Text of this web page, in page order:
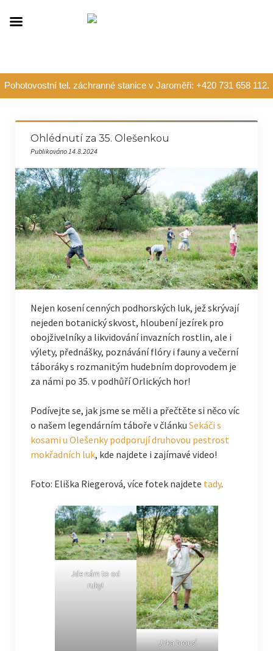
Pohotovostní tel. záchranné stanice v Jaroměři: +420 731 658 112.
Ohlédnutí za 35. Olešenkou
Publikováno 14.8.2024
Nejen kosení cenných podhorských luk, jež skrývají
nejeden botanický skvost, hloubení jezírek pro
obojživelníky a likvidování invazních rostlin, ale i
výlety, přednášky, poznávání flóry i fauny a večerní
táboráky s rozmanitým hudebním doprovodem je
za námi po 35. v podhůří Orlických hor!
Podívejte se, jak jsme se měli a přečtěte si něco víc
o našem legendárním táboře v článku Sekáči s
kosami u Olešenky podporují druhovou pestrost
mokřadních luk, kde najdete i zajímavé video!
Foto: Eliška Riegerová, více fotek najdete tady.
Jde nám to od
ruky!
Jirka brousí